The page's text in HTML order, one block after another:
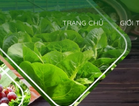
TRANG CHỦ GIỚI